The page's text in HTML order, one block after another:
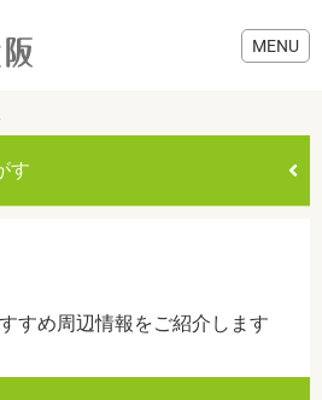
す
すめ周辺情報をご紹介します